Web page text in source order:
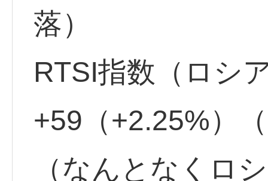
落）
RTSI指数（ロ
+59（+2.25%）
（なんとなくロ